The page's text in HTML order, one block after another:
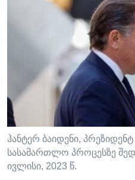
ᲕᲐᲨᲘᲜᲒᲢᲝᲜᲘ ᲓᲦᲔᲡ
ᲮᲔᲓᲕᲐ ᲕᲐᲨᲘᲜᲒᲢᲝᲜᲘᲓᲐᲜ
ᲡᲢᲣᲓᲘᲐ ᲕᲐᲨᲘᲜᲒᲢᲝᲜᲘ
ᲡᲮᲕᲐ ᲡᲘᲐᲮᲚᲔᲔᲑᲘ
ᲯᲐᲜᲛᲠᲗᲔᲚᲝᲑᲐ
ᲛᲔᲪᲜᲘᲔᲠᲔᲑᲐ
ᲘᲜᲢᲔᲠᲕᲘᲣ
ᲙᲣᲚᲢᲣᲠᲐ
ᲒᲐᲚᲘᲚᲔᲝ
ᲠᲣᲡᲔᲗᲘᲡ ᲨᲔᲭᲠᲐ
Learning English
ᲗᲕᲐᲚᲘ ᲒᲕᲐᲓᲔᲕᲜᲔᲗ
ენები
ჰანტერ ბაიდენი,
სასამართლო პროცესზე
ივლისი, 2023 წ.